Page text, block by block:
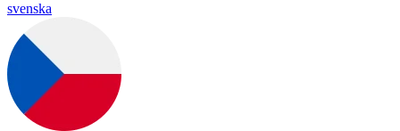
svenska